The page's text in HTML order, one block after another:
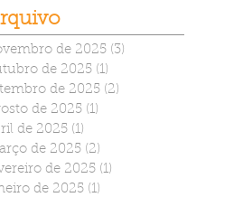
de 2025 (3)
de 2025 (1)
de 2025 (2)
de 2025 (1)
de 2025 (1)
de 2025 (2)
de 2025 (1)
de 2025 (1)